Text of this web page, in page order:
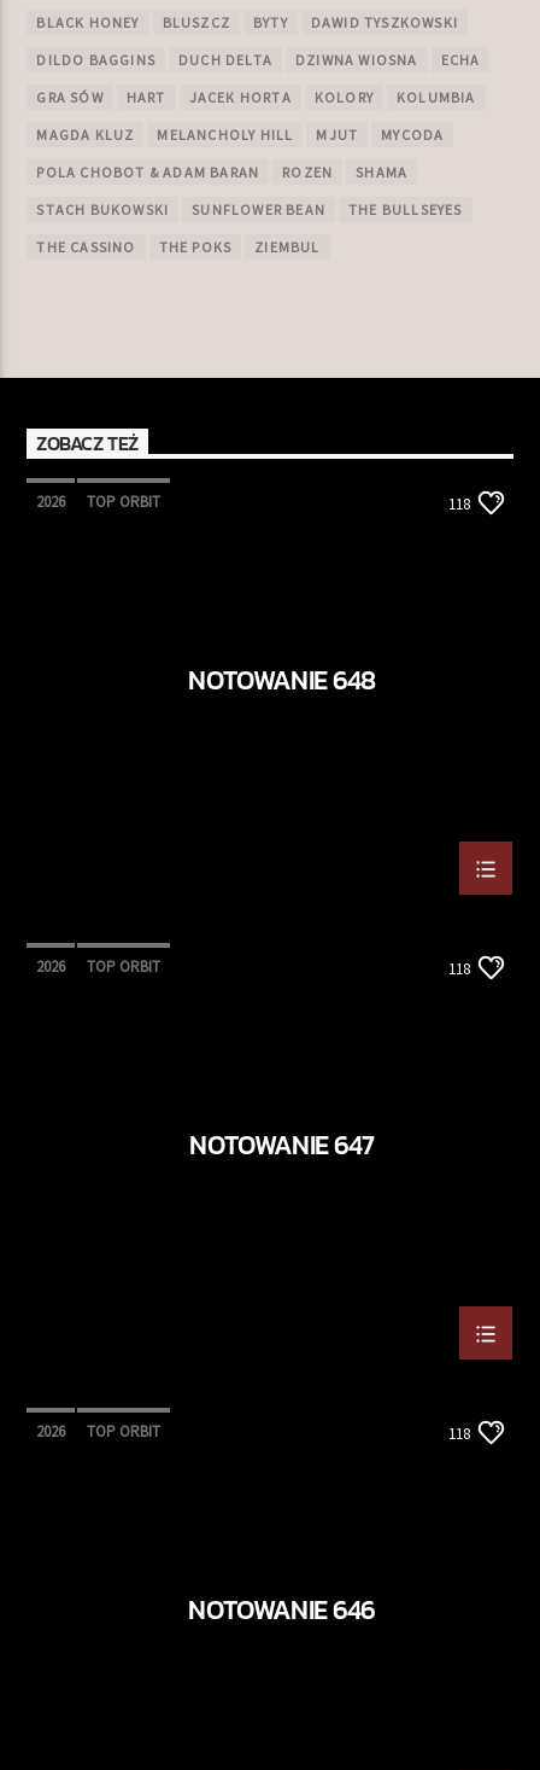
BLACK HONEY BLUSZCZ BYTY DAWID TYSZKOWSKI
DILDO BAGGINS DUCH DELTA DZIWNA WIOSNA ECHA
GRA SÓW HART JACEK HORTA KOLORY KOLUMBIA
MAGDA KLUZ MELANCHOLY HILL MJUT MYCODA
POLA CHOBOT & ADAM BARAN ROZEN SHAMA
STACH BUKOWSKI SUNFLOWER BEAN THE BULLSEYES
THE CASSINO THE POKS ZIEMBUL
ZOBACZ TEŻ
2026 TOP ORBIT 118
NOTOWANIE 648
2026 TOP ORBIT 118
NOTOWANIE 647
2026 TOP ORBIT 118
NOTOWANIE 646